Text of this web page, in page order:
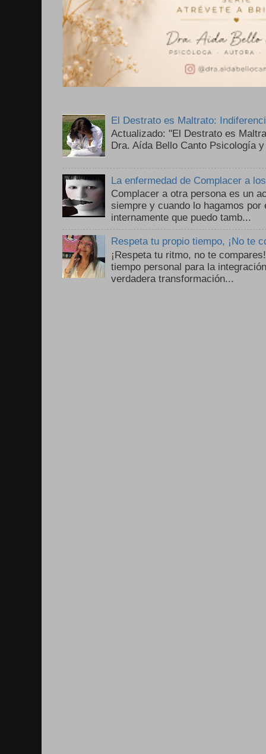
El Destrato es Maltrato:
Actualizado: "El Destrato es
Dra. Aída Bello Canto Psicología
La enfermedad de Complacer a
Complacer a otra persona es un
siempre y cuando lo hagamos por
internamente que puedo tamb...
Respeta tu propio tiempo, ¡No te
¡Respeta tu ritmo, no te
tiempo personal para la
verdadera transformación...